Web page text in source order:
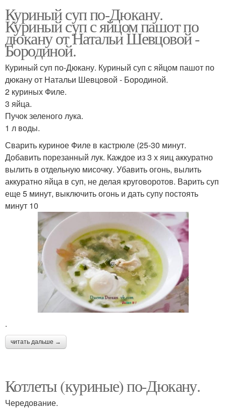
Куриный суп по-Дюкану.
Куриный суп с яйцом пашот по
дюкану от Натальи Шевцовой -
Бородиной.
Куриный суп по-Дюкану. Куриный суп с яйцом пашот по
дюкану от Натальи Шевцовой - Бородиной.
2 куриных Филе.
3 яйца.
Пучок зеленого лука.
1 л воды.
Сварить куриное Филе в кастрюле (25-30 минут.
Добавить порезанный лук. Каждое из 3 х яиц аккуратно
вылить в отдельную мисочку. Убавить огонь, вылить
аккуратно яйца в суп, не делая круговоротов. Варить суп
еще 5 минут, выключить огонь и дать супу постоять
минут 10
.
читать дальше →
Котлеты (куриные) по-Дюкану.
Чередование.